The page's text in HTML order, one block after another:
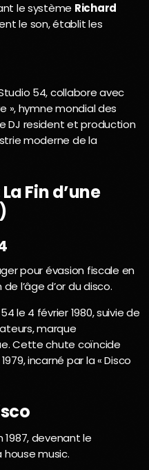
le système Richard
le son, établit les
54, collabore avec
», hymne mondial des
DJ resident et production
moderne de la
Fin d’une
pour évasion fiscale en
l’âge d’or du disco.
le 4 février 1980, suivie de
marque
Cette chute coïncide
incarné par la « Disco
1987, devenant le
music.